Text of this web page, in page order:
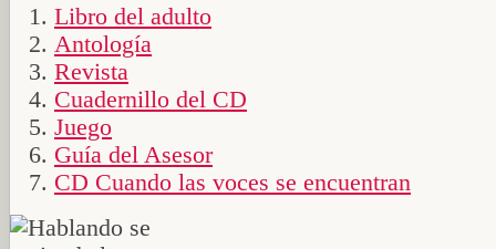
Libro del adulto
Antología
Revista
Cuadernillo del CD
Juego
Guía del Asesor
CD Cuando las voces se encuentran